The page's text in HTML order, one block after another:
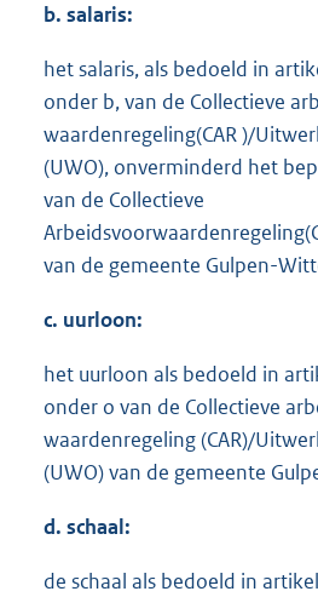
b. salaris:
het salaris, als bedoeld in
onder b, van de Collectieve
waardenregeling(CAR )/
(UWO), onverminderd het
van de Collectieve
van de gemeente Gulpen-
c. uurloon:
het uurloon als bedoeld in
onder o van de Collectieve
waardenregeling (CAR)/
(UWO) van de gemeente
d. schaal:
de schaal als bedoeld in